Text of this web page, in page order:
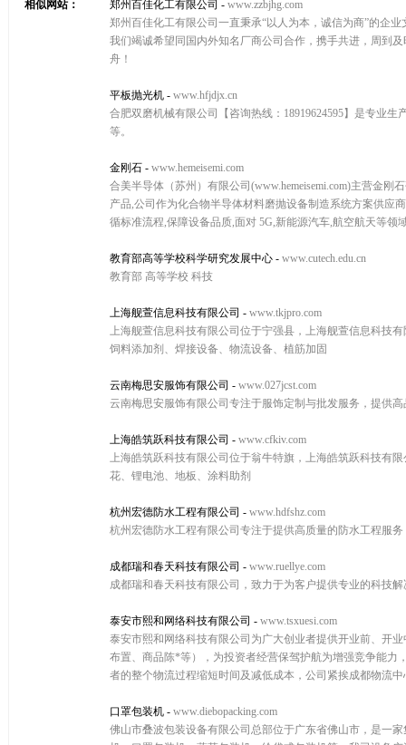
相似网站： 郑州百佳化工有限公司 - www.zzbjhg.com
郑州百佳化工有限公司一直秉承“以人为本，诚信为商”的企
我们竭诚希望同国内外知名厂商公司合作，携手共进，周到
舟！
平板抛光机 - www.hfjdjx.cn
合肥双磨机械有限公司【咨询热线：18919624595】是专业
等。
金刚石 - www.hemeisemi.com
合美半导体（苏州）有限公司(www.hemeisemi.com)主营金
产品,公司作为化合物半导体材料磨抛设备制造系统方案供应
循标准流程,保障设备品质,面对 5G,新能源汽车,航空航天等领
教育部高等学校科学研究发展中心 - www.cutech.edu.cn
教育部 高等学校 科技
上海舰萱信息科技有限公司 - www.tkjpro.com
上海舰萱信息科技有限公司位于宁强县，上海舰萱信息科技
饲料添加剂、焊接设备、物流设备、植筋加固
云南梅思安服饰有限公司 - www.027jcst.com
云南梅思安服饰有限公司专注于服饰定制与批发服务，提供
上海皓筑跃科技有限公司 - www.cfkiv.com
上海皓筑跃科技有限公司位于翁牛特旗，上海皓筑跃科技有
花、锂电池、地板、涂料助剂
杭州宏德防水工程有限公司 - www.hdfshz.com
杭州宏德防水工程有限公司专注于提供高质量的防水工程服
成都瑞和春天科技有限公司 - www.ruellye.com
成都瑞和春天科技有限公司，致力于为客户提供专业的科技
泰安市熙和网络科技有限公司 - www.tsxuesi.com
泰安市熙和网络科技有限公司为广大创业者提供开业前、开
布置、商品陈*等），为投资者经营保驾护航为增强竞争能力
者的整个物流过程缩短时间及减低成本，公司紧挨成都物流
口罩包装机 - www.diebopacking.com
佛山市叠波包装设备有限公司总部位于广东省佛山市，是一